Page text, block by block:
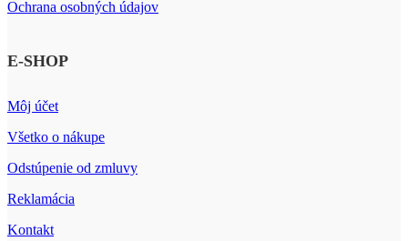
Ochrana osobných údajov
E-SHOP
Môj účet
Všetko o nákupe
Odstúpenie od zmluvy
Reklamácia
Kontakt